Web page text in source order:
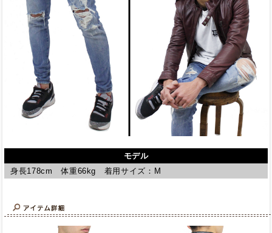
モデル
身長178cm 体重66kg 着用サイズ：M